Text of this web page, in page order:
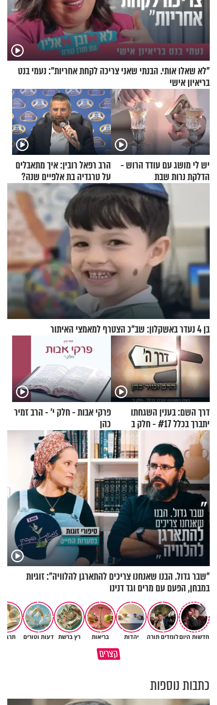
"לא שאלו אותי. הבנתי שאני צריכה לקחת אחריות": נעמי בנט
בריאיון אישי
יש לי מושג עם עודד הרוש -
הדלקת נרות שבת
הרב רפאל רובין: איך מתאבלים
על טרגדיה בת אלפיים שנה?
בן 4 נעדר באשקלון: שב"כ הצטרף למאמצי האיתור
דרך השם: בענין השגחתו
יתברך בכלל #17 - חלק ב
פרקי אבות - חלק י’ - הרב זמיר
כהן
"שבר גדול. הבנו שאנחנו צריכים להתארגן להלוויה": זוגיות
במבחן, הפעם עם מרים וגד דנינו
חדשות היוםלומדים תורה יהדות בריאות רץ ברשת דעות וטורים
קצריםמדוע האמונה נמשלה למלח?
גם ׳הרע׳ זה הרחמים של בורא
כתבות נוספות